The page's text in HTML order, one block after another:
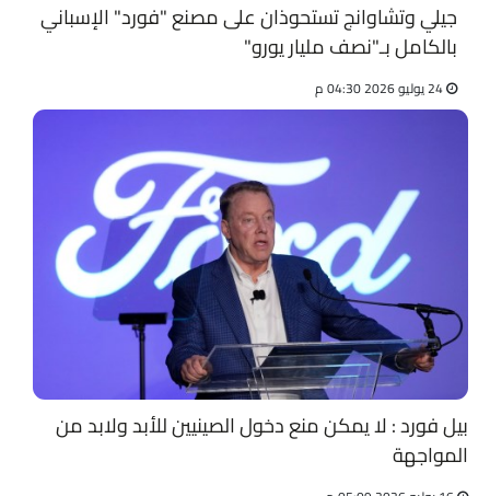
جيلي وتشاوانج تستحوذان على مصنع "فورد" الإسباني
بالكامل بـ"نصف مليار يورو"
بيل فورد : لا يمكن منع دخول الصينيين للأبد ولابد من
المواجهة